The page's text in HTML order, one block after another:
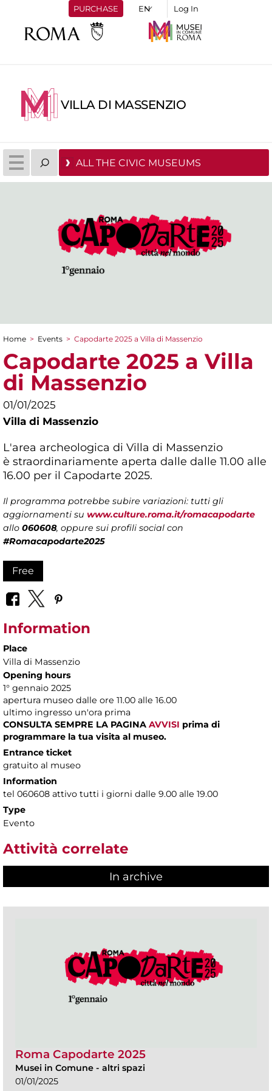
PURCHASE Log In
VILLA DI MASSENZIO
ALL THE CIVIC MUSEUMS
You are here
Home > Events > Capodarte 2025 a Villa di Massenzio
Capodarte 2025 a Villa
di Massenzio
01/01/2025
Villa di Massenzio
L'area archeologica di Villa di Massenzio
è straordinariamente aperta dalle dalle 11.00 alle
16.00 per il Capodarte 2025.
Il programma potrebbe subire variazioni: tutti gli
aggiornamenti su www.culture.roma.it/romacapodarte
allo 060608, oppure sui profili social con
#Romacapodarte2025
Free
Information
Place
Villa di Massenzio
Opening hours
1° gennaio 2025
apertura museo dalle ore 11.00 alle 16.00
ultimo ingresso un'ora prima
CONSULTA SEMPRE LA PAGINA AVVISI prima di
programmare la tua visita al museo.
Entrance ticket
gratuito al museo
Information
tel 060608 attivo tutti i giorni dalle 9.00 alle 19.00
Type
Evento
Attività correlate
In archive
Roma Capodarte 2025
Musei in Comune - altri spazi
01/01/2025